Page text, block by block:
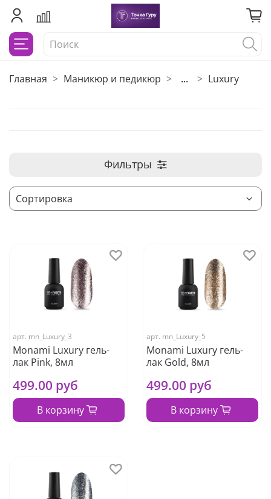
Главная Маникюр и педикюр ... Luxury
Фильтры
арт. mn_Luxury_3
Monami Luxury гель-
лак Pink, 8мл
499.00 руб
В корзину
арт. mn_Luxury_5
Monami Luxury гель-
лак Gold, 8мл
499.00 руб
В корзину